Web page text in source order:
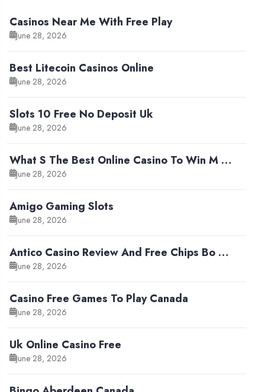
Casinos Near Me With Free Play
June 28, 2026
Best Litecoin Casinos Online
June 28, 2026
Slots 10 Free No Deposit Uk
June 28, 2026
What S The Best Online Casino To Win M …
June 28, 2026
Amigo Gaming Slots
June 28, 2026
Antico Casino Review And Free Chips Bo …
June 28, 2026
Casino Free Games To Play Canada
June 28, 2026
Uk Online Casino Free
June 28, 2026